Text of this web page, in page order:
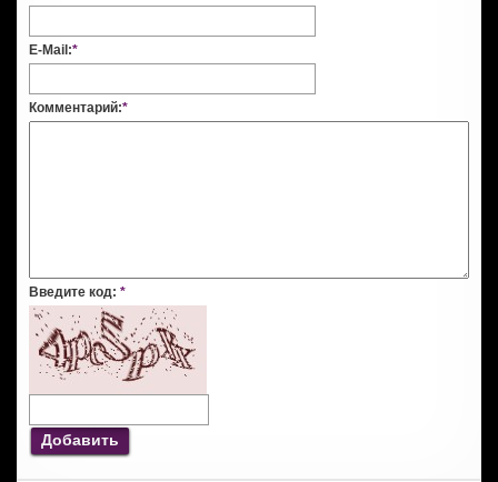
E-Mail:*
Комментарий:*
Введите код: *
Добавить